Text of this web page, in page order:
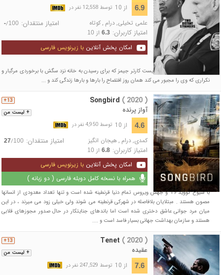
6.9 از 10 توسط 12,558 نفر در
علمی تخیلی,درام ,کوتاه امتیاز منتقدان: -/100
امتیاز کاربران: 6.3از 10
امکان پخش آنلاین با زیرنویس فارسی
تلاش های مکرر کاریکاتوریست کارتر جیمز که برای رسیدن به خانه نزد سگش با برخوردی مرگبار و
نکراری که وی را مجبور می کند همان روز افتضاح را بارها و بارها زندگی کند و ...
+ لیست من
13+ Songbird ( 2020 )
آواز پرنده
4.6 از 10 توسط 4,950 نفر در
کمدی, درام , هیجان انگیز امتیاز منتقدان: 27/100
امتیاز کاربران: 6.8از 10
امکان پخش آنلاین با زیرنویس فارسی
همراه با نسخه کامل دوبله فارسی ( دو زبانه )
با شیوع کووید 19 و جهش ویروس تمام دنیا قرنطینه شده است و تنها تعداد معدودی از انسانها
مصون هستند . مبتلایان بلافاصله در شهرکی قرنطینه می شوند ولی خیلی زود می میرند ، در این
میان مرد جوانی عاشق دختری شده است اما باندهای جنایتکار در حال صدور مجوزهای قلابی
هستند و سازمان بهداشت جهانی بسیار فاسد است و ....
+ لیست من
13+ Tenet ( 2020 )
عقیده
7.6 از 10 توسط 247,529 نفر در